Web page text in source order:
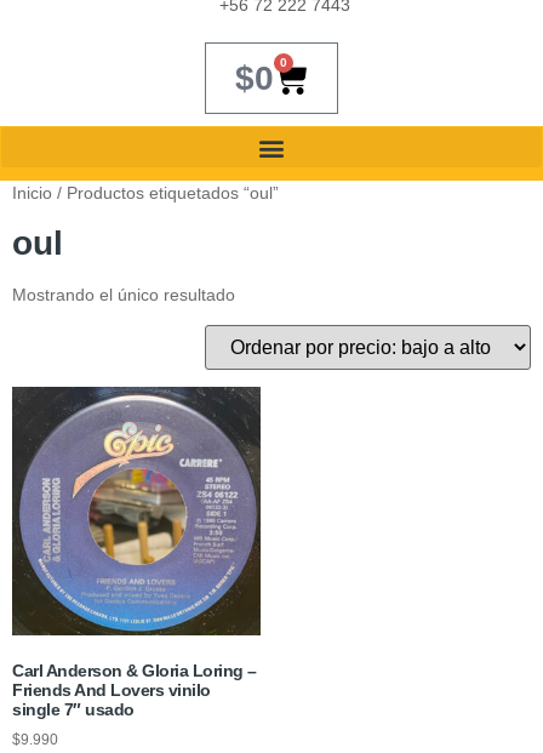
+56 72 222 7443
$0 0
Inicio / Productos etiquetados “oul”
oul
Mostrando el único resultado
Carl Anderson & Gloria Loring –
Friends And Lovers vinilo
single 7″ usado
$9.990